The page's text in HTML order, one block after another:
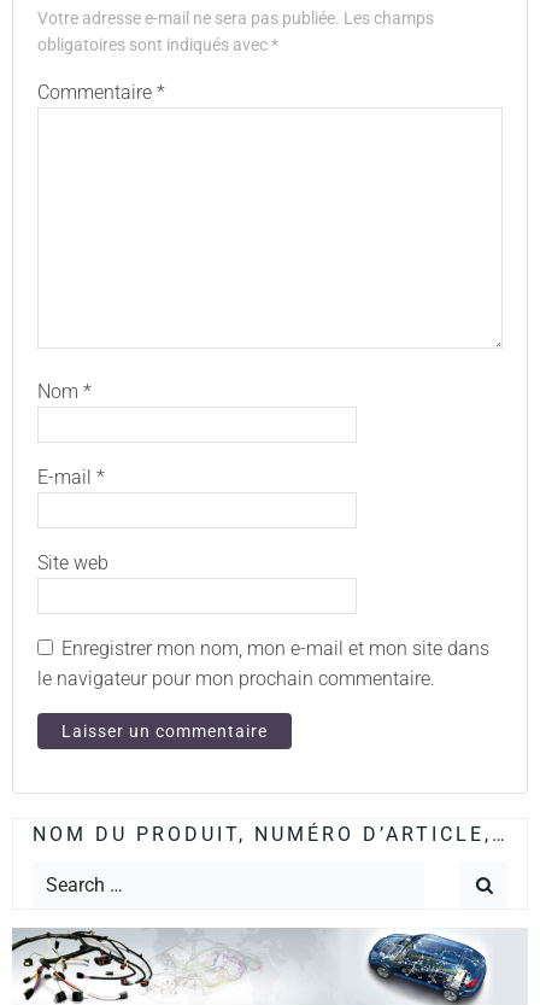
Votre adresse e-mail ne sera pas publiée. Les champs
obligatoires sont indiqués avec*
Commentaire *
Nom *
E-mail *
Site web
Enregistrer mon nom, mon e-mail et mon site dans
le navigateur pour mon prochain commentaire.
NOM DU PRODUIT, NUMÉRO D’ARTICLE,…